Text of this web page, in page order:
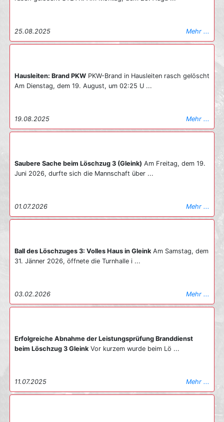
Kreuz Steyr versorgt und medizinisch betreut. Dank der sehr
Freiwillige Feuerwehr Steyr stand mit insgesamt 47
Kameradinnen und Kameraden über 1,5 Stunden im Einsatz. Die
27.11.2025
Mehr ...
25.08.2025 Mehr ...
Hausleiten: Brand PKW PKW-Brand in Hausleiten rasch gelöscht
Am Dienstag, dem 19. August, um 02:25 U ...
19.08.2025 Mehr ...
Saubere Sache beim Löschzug 3 (Gleink) Am Freitag, dem 19.
Juni 2026, durfte sich die Mannschaft über ...
01.07.2026 Mehr ...
Ball des Löschzuges 3: Volles Haus in Gleink Am Samstag, dem
31. Jänner 2026, öffnete die Turnhalle i ...
03.02.2026 Mehr ...
Erfolgreiche Abnahme der Leistungsprüfung Branddienst
beim Löschzug 3 Gleink Vor kurzem wurde beim Lö ...
11.07.2025 Mehr ...